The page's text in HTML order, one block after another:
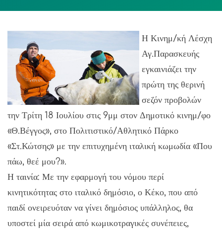
Η Κινημ/κή Λέσχη
Αγ.Παρασκευής
εγκαινιάζει την
πρώτη της θερινή
σεζόν προβολών
την Τρίτη 18 Ιουλίου στις 9μμ στον Δημοτικό κινημ/φο
«Θ.Βέγγος», στο Πολιτιστικό/Αθλητικό Πάρκο
«Στ.Κώτσης» με την επιτυχημένη ιταλική κωμωδία «Που
πάω, θεέ μου?».
Η ταινία: Με την εφαρμογή του νόμου περί
κινητικότητας στο ιταλικό δημόσιο, ο Κέκο, που από
παιδί ονειρευόταν να γίνει δημόσιος υπάλληλος, θα
υποστεί μία σειρά από κωμικοτραγικές συνέπειες,